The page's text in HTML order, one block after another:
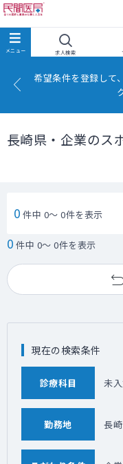
求人検索
希望条件を登録して
長崎県・企業のス
0 件中 0～ 0件を表示
0 件中 0～ 0件を表示
現在の検索条件
診療科目 未
勤務地 長崎